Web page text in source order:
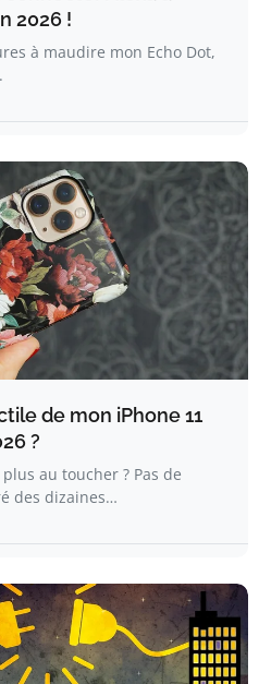
2026 !
à maudire mon Echo Dot,
de mon iPhone 11
?
au toucher ? Pas de
des dizaines…